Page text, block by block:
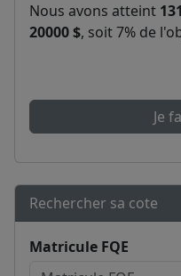
Nous avons atteint
20000 $, soit 7% de
Je
Rechercher sa cote
Matricule FQE